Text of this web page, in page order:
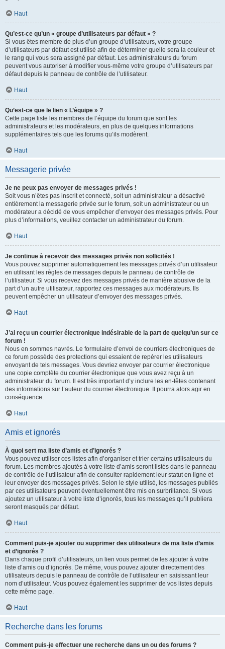
Haut
Qu’est-ce qu’un « groupe d’utilisateurs par défaut » ?
Si vous êtes membre de plus d’un groupe d’utilisateurs, votre groupe
d’utilisateurs par défaut est utilisé afin de déterminer quelle sera la couleur et
le rang qui vous sera assigné par défaut. Les administrateurs du forum
peuvent vous autoriser à modifier vous-même votre groupe d’utilisateurs par
défaut depuis le panneau de contrôle de l’utilisateur.
Haut
Qu’est-ce que le lien « L’équipe » ?
Cette page liste les membres de l’équipe du forum que sont les
administrateurs et les modérateurs, en plus de quelques informations
supplémentaires tels que les forums qu’ils modèrent.
Haut
Messagerie privée
Je ne peux pas envoyer de messages privés !
Soit vous n’êtes pas inscrit et connecté, soit un administrateur a désactivé
entièrement la messagerie privée sur le forum, soit un administrateur ou un
modérateur a décidé de vous empêcher d’envoyer des messages privés. Pour
plus d’informations, veuillez contacter un administrateur du forum.
Haut
Je continue à recevoir des messages privés non sollicités !
Vous pouvez supprimer automatiquement les messages privés d’un utilisateur
en utilisant les règles de messages depuis le panneau de contrôle de
l’utilisateur. Si vous recevez des messages privés de manière abusive de la
part d’un autre utilisateur, rapportez ces messages aux modérateurs. Ils
peuvent empêcher un utilisateur d’envoyer des messages privés.
Haut
J’ai reçu un courrier électronique indésirable de la part de quelqu’un sur ce
forum !
Nous en sommes navrés. Le formulaire d’envoi de courriers électroniques de
ce forum possède des protections qui essaient de repérer les utilisateurs
envoyant de tels messages. Vous devriez envoyer par courrier électronique
une copie complète du courrier électronique que vous avez reçu à un
administrateur du forum. Il est très important d’y inclure les en-têtes contenant
des informations sur l’auteur du courrier électronique. Il pourra alors agir en
conséquence.
Haut
Amis et ignorés
À quoi sert ma liste d’amis et d’ignorés ?
Vous pouvez utiliser ces listes afin d’organiser et trier certains utilisateurs du
forum. Les membres ajoutés à votre liste d’amis seront listés dans le panneau
de contrôle de l’utilisateur afin de consulter rapidement leur statut en ligne et
leur envoyer des messages privés. Selon le style utilisé, les messages publiés
par ces utilisateurs peuvent éventuellement être mis en surbrillance. Si vous
ajoutez un utilisateur à votre liste d’ignorés, tous les messages qu’il publiera
seront masqués par défaut.
Haut
Comment puis-je ajouter ou supprimer des utilisateurs de ma liste d’amis
et d’ignorés ?
Dans chaque profil d’utilisateurs, un lien vous permet de les ajouter à votre
liste d’amis ou d’ignorés. De même, vous pouvez ajouter directement des
utilisateurs depuis le panneau de contrôle de l’utilisateur en saisissant leur
nom d’utilisateur. Vous pouvez également les supprimer de vos listes depuis
cette même page.
Haut
Recherche dans les forums
Comment puis-je effectuer une recherche dans un ou des forums ?